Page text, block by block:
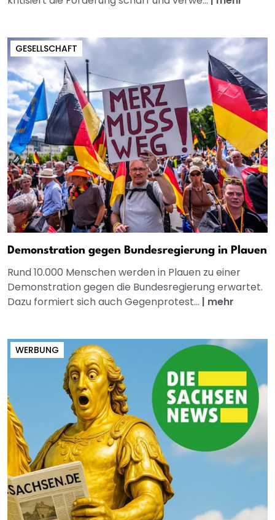
GESELLSCHAFT
Demonstration gegen Bundesregierung in Plauen
Rund 10.000 Menschen werden in Plauen zu einer
Demonstration gegen die Bundesregierung erwartet.
Dazu formiert sich auch Gegenprotest... | mehr
WERBUNG